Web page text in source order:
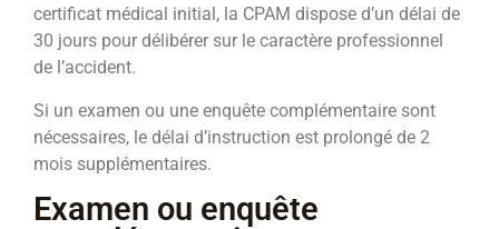
certificat médical initial, la CPAM dispose d’un délai de
30 jours pour délibérer sur le caractère professionnel
de l’accident.
Si un examen ou une enquête complémentaire sont
nécessaires, le délai d’instruction est prolongé de 2
mois supplémentaires.
Examen ou enquête